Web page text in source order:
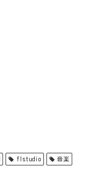
flstudio 音楽